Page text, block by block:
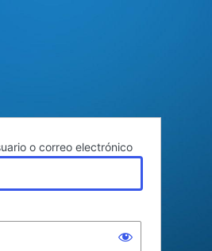
o correo electrónico